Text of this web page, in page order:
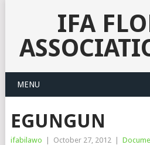
IFA
MENU
EGUNGUN
ifabilawo October 27, 2012